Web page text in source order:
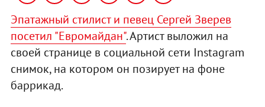
Эпатажный стилист и певец Сергей Зверев
посетил "Евромайдан". Артист выложил на
своей странице в социальной сети Instagram
снимок, на котором он позирует на фоне
баррикад.